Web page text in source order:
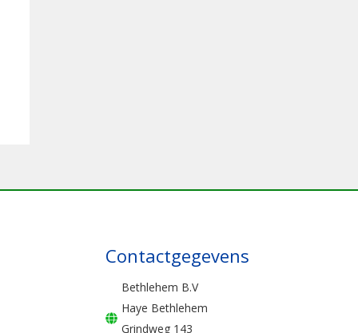
Contactgegevens
Bethlehem B.V
Haye Bethlehem
Grindweg 143